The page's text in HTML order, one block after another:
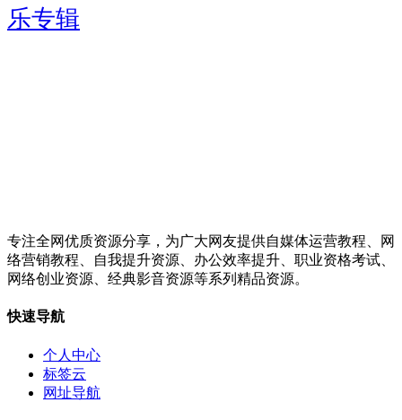
乐专辑
专注全网优质资源分享，为广大网友提供自媒体运营教程、网
络营销教程、自我提升资源、办公效率提升、职业资格考试、
网络创业资源、经典影音资源等系列精品资源。
快速导航
个人中心
标签云
网址导航